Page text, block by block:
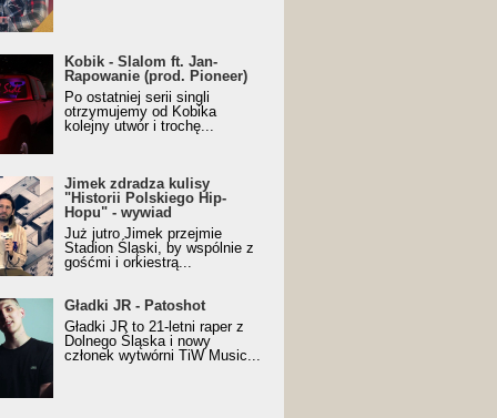
- Slalom ft. Jan-
(prod. Pioneer)
Music Visualiser]
Kobik - Slalom ft. Jan-
Rapowanie (prod. Pioneer)
Po ostatniej serii singli
otrzymujemy od Kobika
kolejny utwór i trochę...
zdradza kulisy "Historii
Hip-Hopu" - wywiad
Jimek zdradza kulisy
"Historii Polskiego Hip-
Hopu" - wywiad
Już jutro Jimek przejmie
Stadion Śląski, by wspólnie z
gośćmi i orkiestrą...
JR - Patoshot
Gładki JR - Patoshot
Gładki JR to 21-letni raper z
Dolnego Śląska i nowy
członek wytwórni TiW Music...